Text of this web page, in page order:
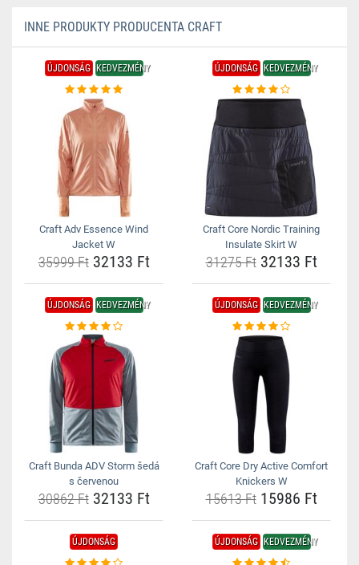
INNE PRODUKTY PRODUCENTA CRAFT
ÚJDONSÁG KEDVEZMÉNY
Craft Adv Essence Wind
Jacket W
35999 Ft32133 Ft
ÚJDONSÁG KEDVEZMÉNY
Craft Core Nordic Training
Insulate Skirt W
31275 Ft32133 Ft
ÚJDONSÁG KEDVEZMÉNY
Craft Bunda ADV Storm šedá
s červenou
30862 Ft32133 Ft
ÚJDONSÁG KEDVEZMÉNY
Craft Core Dry Active Comfort
Knickers W
15613 Ft15986 Ft
ÚJDONSÁG ÚJDONSÁG KEDVEZMÉNY